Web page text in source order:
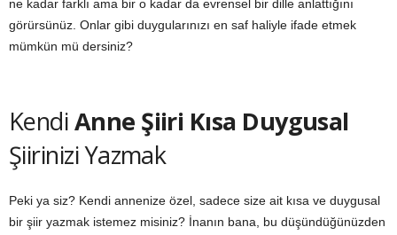
ne kadar farklı ama bir o kadar da evrensel bir dille anlattığını
görürsünüz. Onlar gibi duygularınızı en saf haliyle ifade etmek
mümkün mü dersiniz?
KendiAnne Şiiri Kısa Duygusal
Şiirinizi Yazmak
Peki ya siz? Kendi annenize özel, sadece size ait kısa ve duygusal
bir şiir yazmak istemez misiniz? İnanın bana, bu düşündüğünüzden